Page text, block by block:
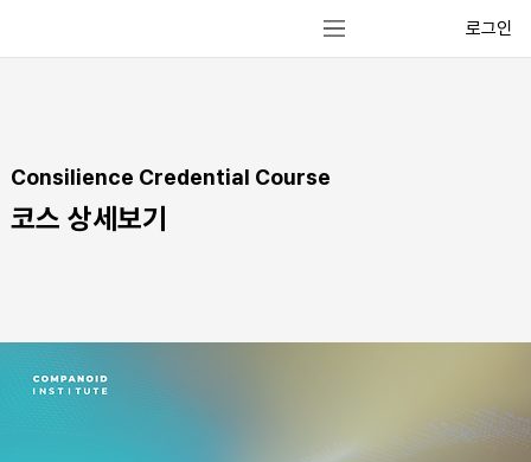
로그인
Consilience Credential Course
코스 상세보기